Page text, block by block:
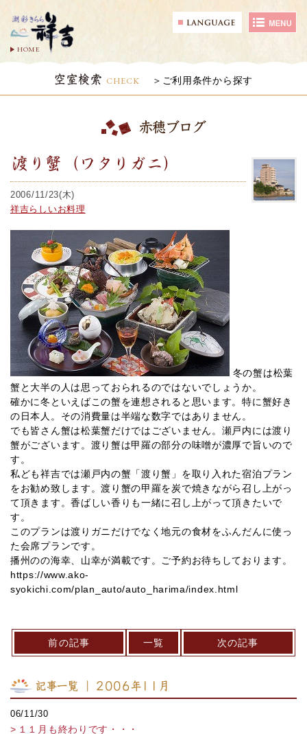
HOME
空室検索 CHECK ご利用条件から探す
赤穂ブログ
渡り蟹（ワタリガニ）
2006/11/23(木)
祥吉らしいお料理
冬の蟹は松葉
蟹と大半の人は思っておられるのではないでしょうか。
確かに冬といえばこの蟹を連想されると思います。特に蟹好き
の日本人。その消費量は半端な数字ではありません。
でも皆さん蟹は松葉蟹だけではございません。瀬戸内には渡り
蟹がございます。渡り蟹は甲羅の部分の味噌が濃厚で旨いので
す。
私ども祥吉では瀬戸内の蟹「渡り蟹」を取り入れた宿泊プラン
をお勧め致します。渡り蟹の甲羅を炭で焼きながら召し上がっ
て頂きます。香ばしい香りも一緒に召し上がって頂きたいで
す。
このプランは渡りガニだけでなく地元の食材をふんだんに使っ
た会席プランです。
播州のの海幸、山幸が満載です。ご予約お待ちしております。
https://www.ako-
syokichi.com/plan_auto/auto_harima/index.html
前の記事 一覧 次の記事
記事一覧 ｜ 2006年11月
06/11/30
１１月も終わりです・・・